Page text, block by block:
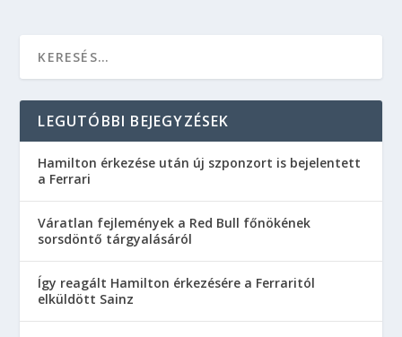
LEGUTÓBBI BEJEGYZÉSEK
Hamilton érkezése után új szponzort is bejelentett
a Ferrari
Váratlan fejlemények a Red Bull főnökének
sorsdöntő tárgyalásáról
Így reagált Hamilton érkezésére a Ferraritól
elküldött Sainz